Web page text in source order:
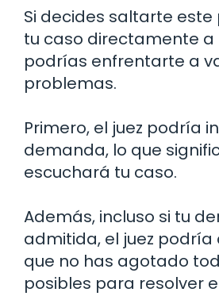
Si decides saltarte este
tu caso directamente a
podrías enfrentarte a
problemas.
Primero, el juez podría
demanda, lo que
escuchará tu caso.
Además, incluso si tu
admitida, el juez
que no has agotado
posibles para resolver